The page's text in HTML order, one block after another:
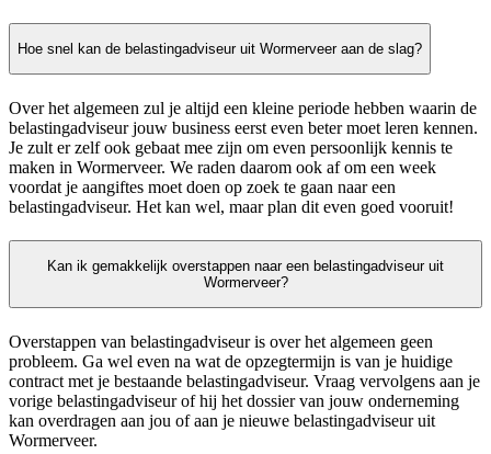
Hoe snel kan de belastingadviseur uit Wormerveer aan de slag?
Over het algemeen zul je altijd een kleine periode hebben waarin de
belastingadviseur jouw business eerst even beter moet leren kennen.
Je zult er zelf ook gebaat mee zijn om even persoonlijk kennis te
maken in Wormerveer. We raden daarom ook af om een week
voordat je aangiftes moet doen op zoek te gaan naar een
belastingadviseur. Het kan wel, maar plan dit even goed vooruit!
Kan ik gemakkelijk overstappen naar een belastingadviseur uit
Wormerveer?
Overstappen van belastingadviseur is over het algemeen geen
probleem. Ga wel even na wat de opzegtermijn is van je huidige
contract met je bestaande belastingadviseur. Vraag vervolgens aan je
vorige belastingadviseur of hij het dossier van jouw onderneming
kan overdragen aan jou of aan je nieuwe belastingadviseur uit
Wormerveer.